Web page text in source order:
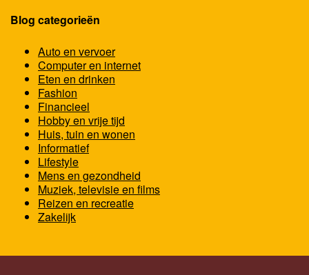
Blog categorieën
Auto en vervoer
Computer en internet
Eten en drinken
Fashion
Financieel
Hobby en vrije tijd
Huis, tuin en wonen
Informatief
Lifestyle
Mens en gezondheid
Muziek, televisie en films
Reizen en recreatie
Zakelijk